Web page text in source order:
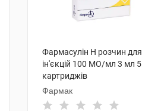
Фармасулін H розчин для
ін'єкцій 100 МО/мл 3 мл 5
картриджів
Фармак